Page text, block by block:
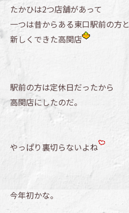
たかひは2つ店舗があって
一つは昔からある東口駅前の方と
新しくできた高関店
駅前の方は定休日だったから
高関店にしたのだ。
やっぱり裏切らないよね
今年初かな。